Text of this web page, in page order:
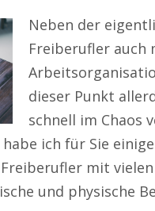
Neben der
Freiberufler auch
dieser Punkt
schnell im Chaos
ich für Sie
mit
und physische